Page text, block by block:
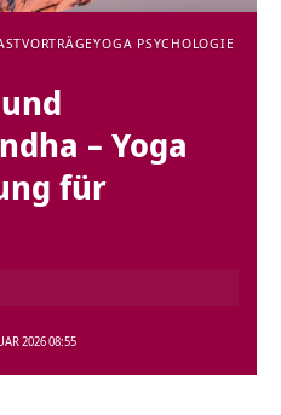
VORTRÄGEYOGA PSYCHOLOGIE
– Yoga
für
2026 08:55